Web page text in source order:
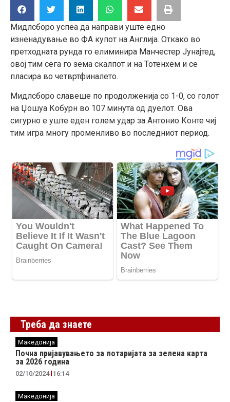
Мидлсборо успеа да направи уште едно
изненадување во ФА купот на Англија. Откако во
претходната рунда го елиминира Манчестер Јунајтед,
овој тим сега го зема скалпот и на Тотенхем и се
пласира во четвртфиналето.
Мидлсборо славеше по продолженија со 1-0, со голот
на Џошуа Кобурн во 107.минута од дуелот. Ова
сигурно е уште еден голем удар за Антонио Конте чиј
тим игра многу променливо во последниот период.
Треба да знаете
Македонија
Почна пријавувањето за лотаријата за зелена карта
за 2026 година
02/10/2024 16:14
Македонија